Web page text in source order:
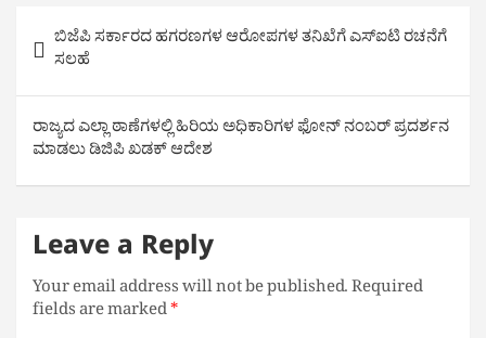
Post
navigation
ಬಿಜೆಪಿ ಸರ್ಕಾರದ ಹಗರಣಗಳ ಆರೋಪಗಳ ತನಿಖೆಗೆ ಎಸ್‌ಐಟಿ ರಚನೆಗೆ
ಸಲಹೆ
ರಾಜ್ಯದ ಎಲ್ಲಾ ಠಾಣೆಗಳಲ್ಲಿ ಹಿರಿಯ ಅಧಿಕಾರಿಗಳ ಫೋನ್ ನಂಬರ್ ಪ್ರದರ್ಶನ
ಮಾಡಲು ಡಿಜಿಪಿ ಖಡಕ್ ಆದೇಶ
Leave a Reply
Your email address will not be published.Required
fields are marked*